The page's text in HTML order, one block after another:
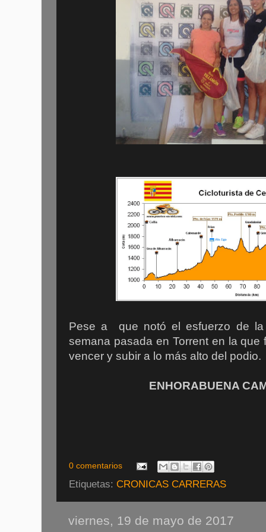
Pese a que notó el esfuerzo de la
semana pasada en Torrent en la que
vencer y subir a lo más alto del podio.
ENHORABUENA
0 comentarios
Etiquetas: CRONICAS CARRERAS
viernes, 19 de mayo de 2017